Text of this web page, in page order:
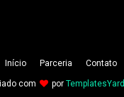
Iní­cio Parceria Contato
com por TemplatesYard